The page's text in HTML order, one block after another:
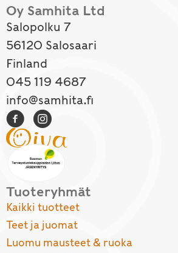
Oy Samhita Ltd
Salopolku 7
56120 Salosaari
Finland
045 119 4687
info@samhita.fi
Tuoteryhmät
Kaikki tuotteet
Teet ja juomat
Luomu mausteet & ruoka